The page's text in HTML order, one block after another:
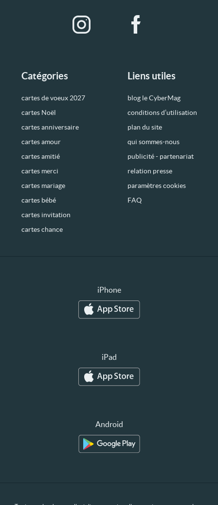
Catégories
cartes de voeux 2027
cartes Noël
cartes anniversaire
cartes amour
cartes amitié
cartes merci
cartes mariage
cartes bébé
cartes invitation
cartes chance
Liens utiles
blog le CyberMag
conditions d’utilisation
plan du site
qui sommes-nous
publicité - partenariat
relation presse
paramètres cookies
FAQ
iPhone
iPad
Android